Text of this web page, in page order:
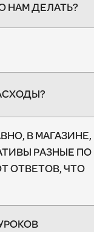
НАМ ДЕЛАТЬ?
В МАГАЗИНЕ,
РАЗНЫЕ ПО
ОТВЕТОВ, ЧТО